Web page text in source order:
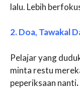
lalu. Lebih
2. Doa, Tawakal
Pelajar yang
minta restu
peperiksaan nanti.